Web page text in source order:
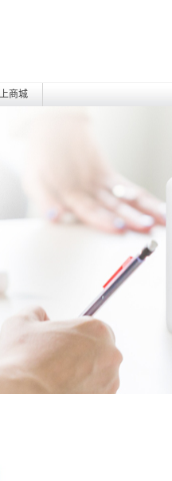
商城